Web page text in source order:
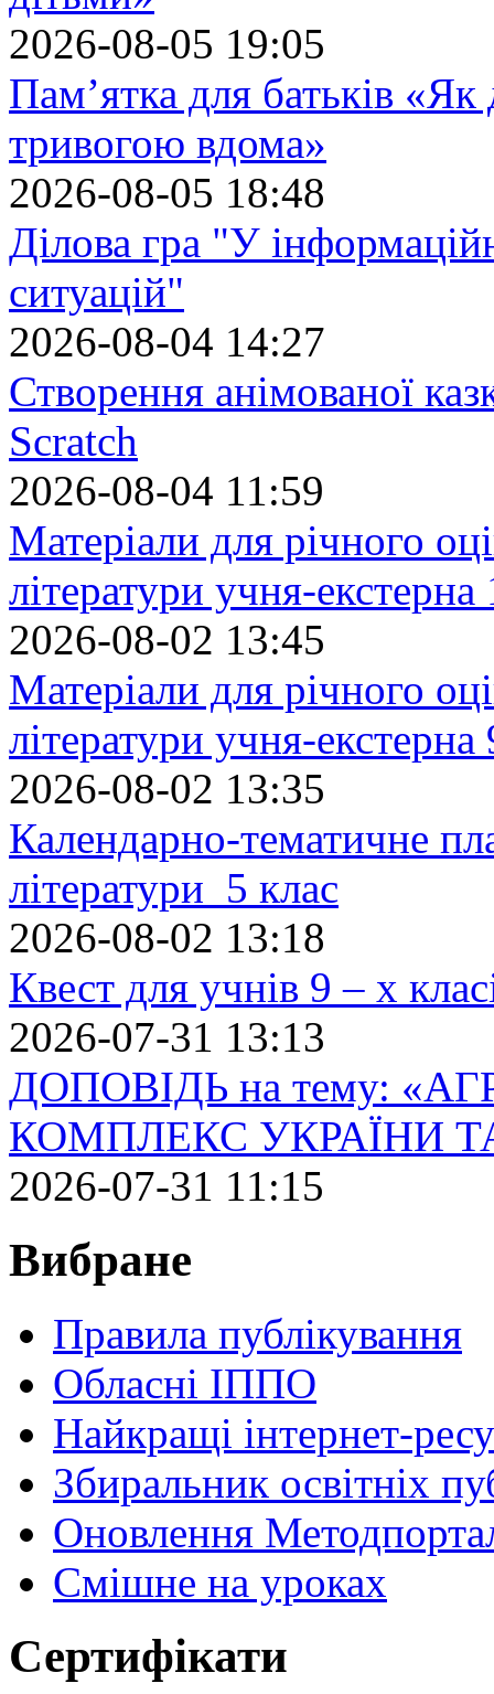
2026-08-05 19:05
Пам’ятка для батьків
тривогою вдома»
2026-08-05 18:48
Ділова гра "У
ситуацій"
2026-08-04 14:27
Створення анімованої
Scratch
2026-08-04 11:59
Матеріали для річного
літератури учня-екстерна
2026-08-02 13:45
Матеріали для річного
літератури учня-екстерна
2026-08-02 13:35
Календарно-тематичне
літератури 5 клас
2026-08-02 13:18
Квест для учнів 9 – х
2026-07-31 13:13
ДОПОВІДЬ на тему:
КОМПЛЕКС УКРАЇНИ
2026-07-31 11:15
Вибране
Правила публікування
Обласні ІППО
Найкращі інтернет-
Збиральник освітніх
Оновлення
Cмішне на уроках
Сертифікати